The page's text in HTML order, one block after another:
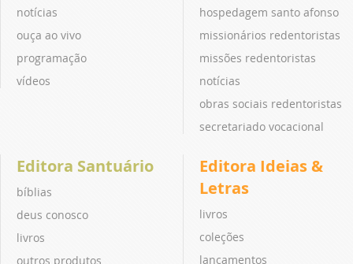
notícias
ouça ao vivo
programação
vídeos
hospedagem santo afonso
missionários redentoristas
missões redentoristas
notícias
obras sociais redentoristas
secretariado vocacional
Editora Santuário
bíblias
deus conosco
livros
outros produtos
Editora Ideias &
Letras
livros
coleções
lançamentos